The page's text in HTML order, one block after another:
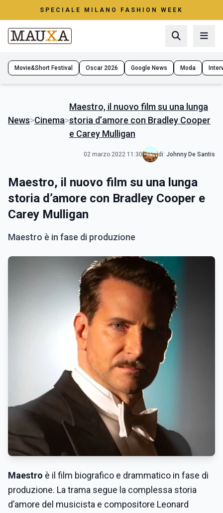
SPECIALE MILANO FASHION WEEK
Movie&Short Festival Oscar 2026 Google News Moda
News>Cinema>
Maestro, il nuovo film su una lunga
storia d’amore con Bradley Cooper
e Carey Mulligan
02 marzo 2022 11:30 di: Johnny De Santis
Maestro, il nuovo film su una lunga
storia d’amore con Bradley Cooper e
Carey Mulligan
Maestro è in fase di produzione
Maestro è il film biografico e drammatico in fase di
produzione. La trama segue la complessa storia
d’amore del musicista e compositore Leonard